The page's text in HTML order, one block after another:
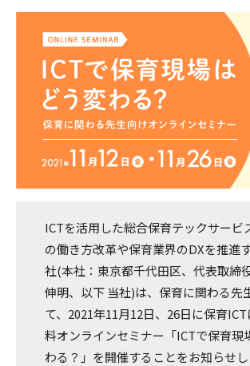
ICTを活用した総合保育テックサービ
の働き方改革や保育業界のDXを推進
社(本社：東京都千代田区、代表取締
伸明、以下 当社)は、保育に関わる先
て、2021年11月12日、26日に保育
料オンラインセミナー「ICTで保育現
わる？」を開催することをお知らせし